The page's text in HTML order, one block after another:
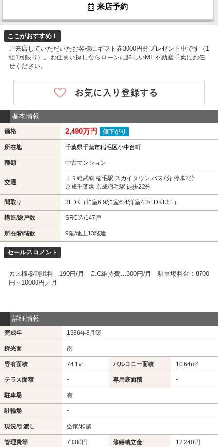
来店予約
ここがおすすめ！
ご来店していただいたお客様にギフト券3000円分プレゼント中です（1
組1回限り）。お住まい探しならローンに詳しいME不動産千葉にお任
せください。
基本情報
価格 2,490万円 値下がり
所在地 千葉県千葉市稲毛区小中台町
種類 中古マンション
交通
ＪＲ総武線 稲毛駅 スカイタウン バス7分 停歩2分
京成千葉線 京成稲毛駅 徒歩22分
間取り 3LDK（洋室6.9/洋室6.4/洋室4.3/LDK13.1）
構造/総戸数 SRC造/147戸
所在階/階数 9階/地上13階建
セールスコメント
ガス機器割賦料…190円/月 C.C維持費…300円/月 駐車場料金：8700
円～10000円／月
詳細情報
完成年 1986年8月築
採光面 南
専有面積 74.1㎡ バルコニー面積 10.64m²
テラス面積 - 専用庭面積 -
駐車場 有
駐輪場 -
現況/引渡し 空家/相談
管理費等 7,080円 修繕積立金 12,240円